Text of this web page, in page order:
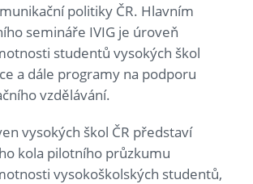
politiky ČR. Hlavním
semináře IVIG je úroveň
studentů vysokých škol
a dále programy na podporu
vzdělávání.
vysokých škol ČR představí
kola pilotního průzkumu
vysokoškolských studentů,